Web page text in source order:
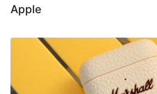
Apple